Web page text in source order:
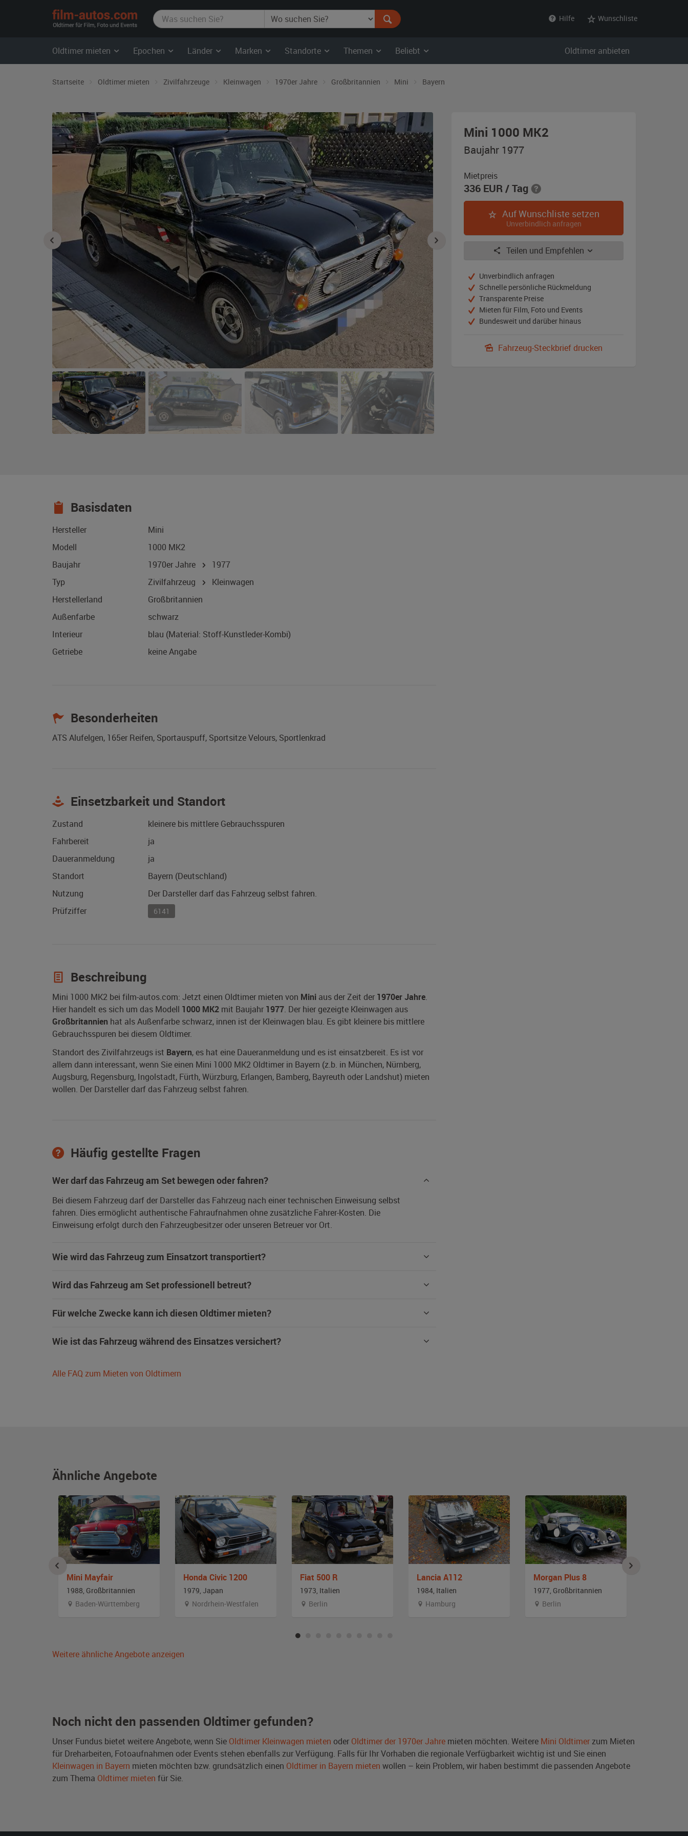
film-
autos.com
Hilfe Wunschliste
Oldtimer mieten Epochen Länder Marken Standorte Themen Beliebt Oldtimer anbieten
Startseite Oldtimer mieten Zivilfahrzeuge Kleinwagen 1970er Jahre Großbritannien Mini Bayern
Mini 1000 MK2
Baujahr 1977
Mietpreis
336 EUR/ Tag
Auf Wunschliste setzen
Unverbindlich anfragen
Teilen und Empfehlen
Unverbindlich anfragen
Schnelle persönliche Rückmeldung
Transparente Preise
Mieten für Film, Foto und Events
Bundesweit und darüber hinaus
Fahrzeug-Steckbrief drucken
Basisdaten
Hersteller
Mini
Modell
1000 MK2
Baujahr
1970er Jahre
1977
Typ
Zivilfahrzeug
Kleinwagen
Herstellerland
Großbritannien
Außenfarbe
schwarz
Interieur
blau (Material: Stoff-Kunstleder-Kombi)
Getriebe
keine Angabe
Besonderheiten
ATS Alufelgen, 165er Reifen, Sportauspuff, Sportsitze Velours, Sportlenkrad
Einsetzbarkeit und Standort
Zustand
kleinere bis mittlere Gebrauchsspuren
Fahrbereit
ja
Daueranmeldung
ja
Standort
Bayern (Deutschland)
Nutzung
Der Darsteller darf das Fahrzeug selbst fahren.
Prüfziffer
6141
Beschreibung
Mini 1000 MK2 bei film-autos.com: Jetzt einen Oldtimer mieten von Mini aus der Zeit der 1970er Jahre.
Hier handelt es sich um das Modell 1000 MK2 mit Baujahr 1977. Der hier gezeigte Kleinwagen aus
Großbritannien hat als Außenfarbe schwarz, innen ist der Kleinwagen blau. Es gibt kleinere bis mittlere
Gebrauchsspuren bei diesem Oldtimer.
Standort des Zivilfahrzeugs ist Bayern, es hat eine Daueranmeldung und es ist einsatzbereit. Es ist vor
allem dann interessant, wenn Sie einen Mini 1000 MK2 Oldtimer in Bayern (z.b. in München, Nürnberg,
Augsburg, Regensburg, Ingolstadt, Fürth, Würzburg, Erlangen, Bamberg, Bayreuth oder Landshut) mieten
wollen. Der Darsteller darf das Fahrzeug selbst fahren.
Häufig gestellte Fragen
Wer darf das Fahrzeug am Set bewegen oder fahren?
Bei diesem Fahrzeug darf der Darsteller das Fahrzeug nach einer technischen Einweisung selbst
fahren. Dies ermöglicht authentische Fahraufnahmen ohne zusätzliche Fahrer-Kosten. Die
Einweisung erfolgt durch den Fahrzeugbesitzer oder unseren Betreuer vor Ort.
Wie wird das Fahrzeug zum Einsatzort transportiert?
Wird das Fahrzeug am Set professionell betreut?
Für welche Zwecke kann ich diesen Oldtimer mieten?
Wie ist das Fahrzeug während des Einsatzes versichert?
Alle FAQ zum Mieten von Oldtimern
Ähnliche Angebote
Mini Mayfair
1988, Großbritannien
Baden-Württemberg
Honda Civic 1200
1979, Japan
Nordrhein-Westfalen
Fiat 500 R
1973, Italien
Berlin
Lancia A112
1984, Italien
Hamburg
Morgan Plus 8
1977, Großbritannien
Berlin
Weitere ähnliche Angebote anzeigen
Noch nicht den passenden Oldtimer gefunden?
Unser Fundus bietet weitere Angebote, wenn Sie Oldtimer Kleinwagen mieten oder Oldtimer der 1970er Jahre mieten möchten. Weitere Mini Oldtimer zum Mieten
für Dreharbeiten, Fotoaufnahmen oder Events stehen ebenfalls zur Verfügung. Falls für Ihr Vorhaben die regionale Verfügbarkeit wichtig ist und Sie einen
Kleinwagen in Bayern mieten möchten bzw. grundsätzlich einen Oldtimer in Bayern mieten wollen – kein Problem, wir haben bestimmt die passenden Angebote
zum Thema Oldtimer mieten für Sie.